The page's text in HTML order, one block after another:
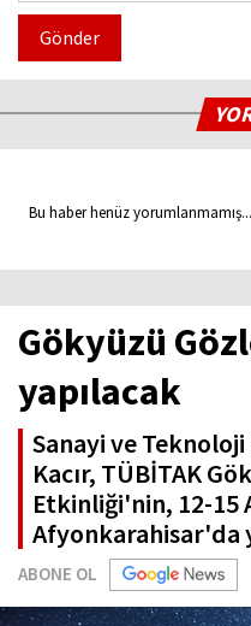
Gönder
Bu haber henüz yorumlanmamış...
Gökyüzü
yapılacak
Sanayi ve
Kacır, TÜBİTAK
Etkinliği'nin, 12-
Afyonkarahisar'da
ABONE OL